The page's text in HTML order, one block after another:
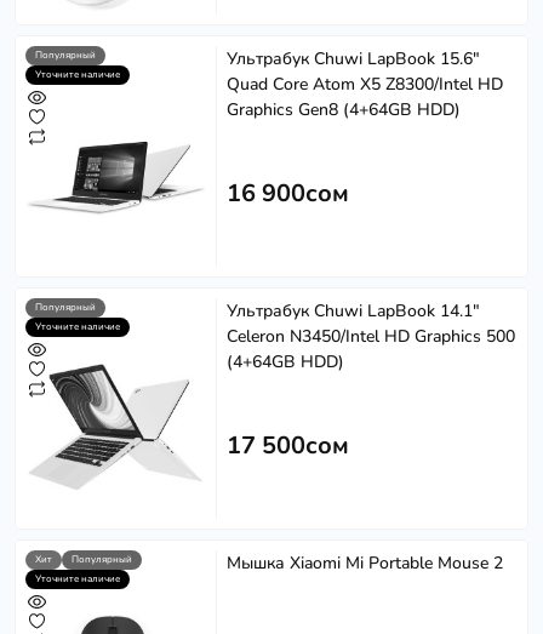
Популярный
Уточните наличие
Ультрабук Chuwi LapBook 15.6"
Quad Сore Atom X5 Z8300/Intel HD
Graphics Gen8 (4+64GB HDD)
16 900сом
Популярный
Уточните наличие
Ультрабук Chuwi LapBook 14.1"
Celeron N3450/Intel HD Graphics 500
(4+64GB HDD)
17 500сом
Хит
Популярный
Уточните наличие
Мышка Xiaomi Mi Portable Mouse 2